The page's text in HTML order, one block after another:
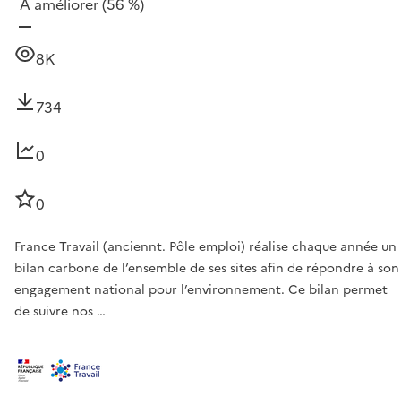
À améliorer(56 %)
8K
734
0
0
France Travail (anciennt. Pôle emploi) réalise chaque année un
bilan carbone de l’ensemble de ses sites afin de répondre à son
engagement national pour l’environnement. Ce bilan permet
de suivre nos …